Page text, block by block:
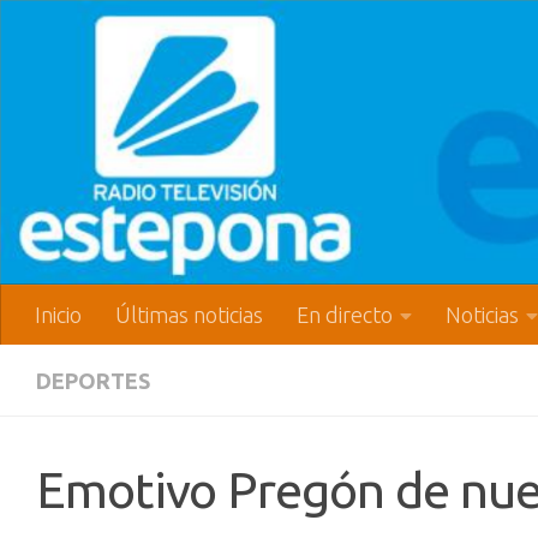
Inicio Últimas noticias En directo Noticias
DEPORTES
Emotivo Pregón de